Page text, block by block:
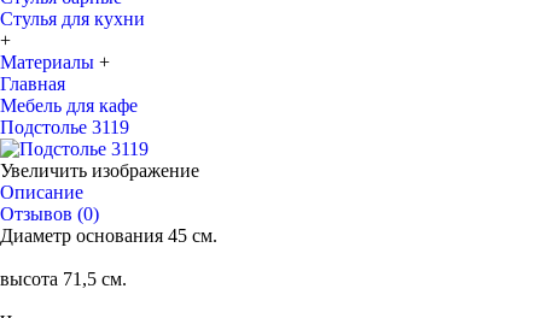
Стулья для кухни
+
Материалы +
Главная
Мебель для кафе
Подстолье 3119
Увеличить изображение
Описание
Отзывов (0)
Диаметр основания 45 см.
высота 71,5 см.